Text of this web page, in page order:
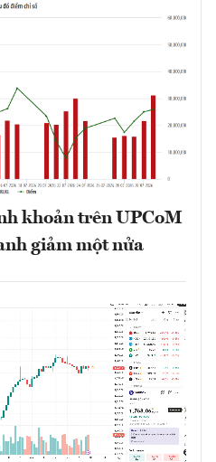
khoản trên UPCoM
giảm một nửa